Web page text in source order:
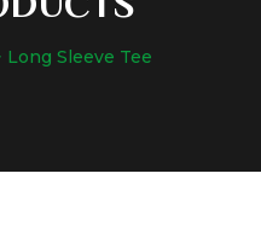
Long Sleeve Tee